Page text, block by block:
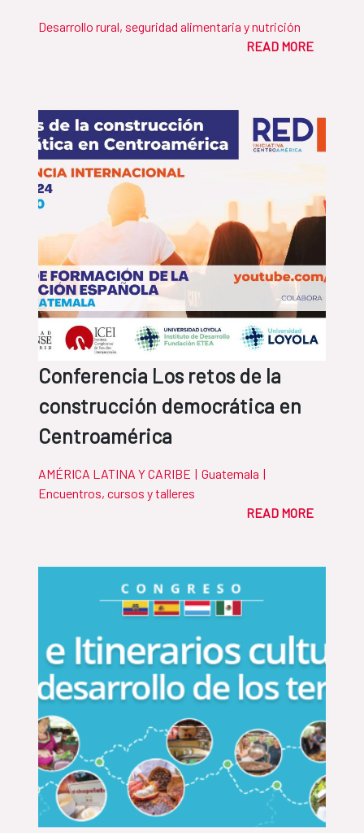
Desarrollo rural, seguridad alimentaria y nutrición
READ MORE
Conferencia Los retos de la
construcción democrática en
Centroamérica
AMÉRICA LATINA Y CARIBE | Guatemala |
Encuentros, cursos y talleres
READ MORE